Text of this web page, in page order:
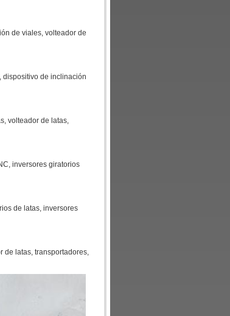
de viales, volteador de
dispositivo de inclinación
volteador de latas,
inversores giratorios
de latas, inversores
de latas, transportadores,